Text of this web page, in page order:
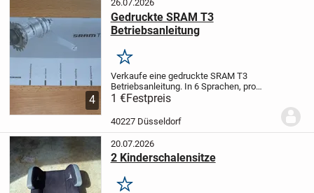
4
26.07.2026
Gedruckte SRAM T3
Betriebsanleitung
Merken
Verkaufe eine gedruckte SRAM T3
Betriebsanleitung. In 6 Sprachen, pro
Sprache ca. 6 Seiten.
An Selbstabholer in Düsseldorf-Mitte, bei
Postversand (auf Risiko des
Empfängers) kommen...
1 €Festpreis
40227 Düsseldorf
20.07.2026
2 Kinderschalensitze
Merken